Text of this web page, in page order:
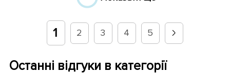
1 2 3 4 5
Останні відгуки в категорії